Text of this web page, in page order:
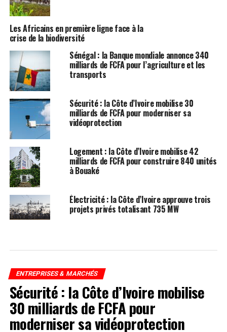
Les Africains en première ligne face à la
crise de la biodiversité
Sénégal : la Banque mondiale annonce 340
milliards de FCFA pour l’agriculture et les
transports
Sécurité : la Côte d’Ivoire mobilise 30
milliards de FCFA pour moderniser sa
vidéoprotection
Logement : la Côte d’Ivoire mobilise 42
milliards de FCFA pour construire 840 unités
à Bouaké
Électricité : la Côte d’Ivoire approuve trois
projets privés totalisant 735 MW
ENTREPRISES & MARCHÉS
Sécurité : la Côte d’Ivoire mobilise
30 milliards de FCFA pour
moderniser sa vidéoprotection